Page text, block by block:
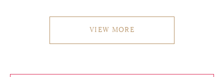
VIEW MORE